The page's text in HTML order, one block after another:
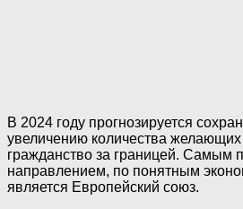
В 2024 году прогнозируется
увеличению количества
гражданство за границей. Самым
направлением, по понятным
является Европейский союз.